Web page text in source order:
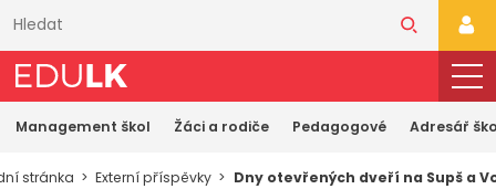
obsahu
Management škol Žáci a rodiče Pedagogové Adresář
stránka Externí příspěvky Dny otevřených dveří na Supš a